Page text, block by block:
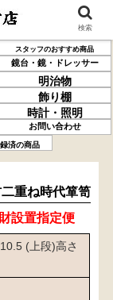
スタッフのおすすめ商品
鏡台・鏡・ドレッサー
明治物
飾り棚
時計・照明
お問い合わせ
済の商品
重ね時代箪笥
設置指定便
(上段)高さ
検索